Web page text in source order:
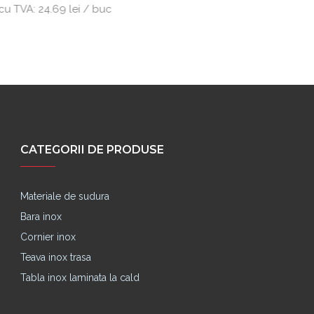
/ buc
CATEGORII DE PRODUSE
Materiale de sudura
Bara inox
Cornier inox
Teava inox trasa
Tabla inox laminata la cald